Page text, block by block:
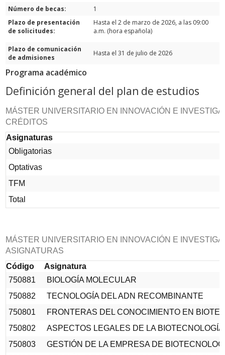
Número de becas:
1
Plazo de presentación
de solicitudes:
Hasta el 2 de marzo de 2026, a las 09:00
a.m. (hora española)
Plazo de comunicación
de admisiones
Hasta el 31 de julio de 2026
Programa académico
Definición general del plan de estudios
MÁSTER UNIVERSITARIO EN INNOVACIÓN E
CRÉDITOS
Asignaturas
Obligatorias
Optativas
TFM
Total
MÁSTER UNIVERSITARIO EN INNOVACIÓN E
ASIGNATURAS
Código
Asignatura
750881
BIOLOGÍA MOLECULAR
750882
TECNOLOGÍA DEL ADN RECOMBINANTE
750801
FRONTERAS DEL CONOCIMIENTO EN
750802
ASPECTOS LEGALES DE LA BIOTECNOLOGÍA
750803
GESTIÓN DE LA EMPRESA DE